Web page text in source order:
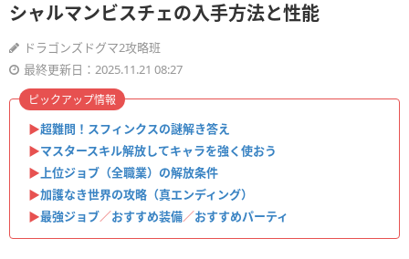
シャルマンビスチェの入手方法と性能
ドラゴンズドグマ2攻略班
最終更新日：2025.11.21 08:27
▶︎超難問！スフィンクスの謎解き答え
▶︎マスタースキル解放してキャラを強く使おう
▶︎ 上位ジョブ（全職業）の解放条件
▶︎加護なき世界の攻略（真エンディング）
▶︎最強ジョブ／おすすめ装備／おすすめパーティ
ピックアップ情報